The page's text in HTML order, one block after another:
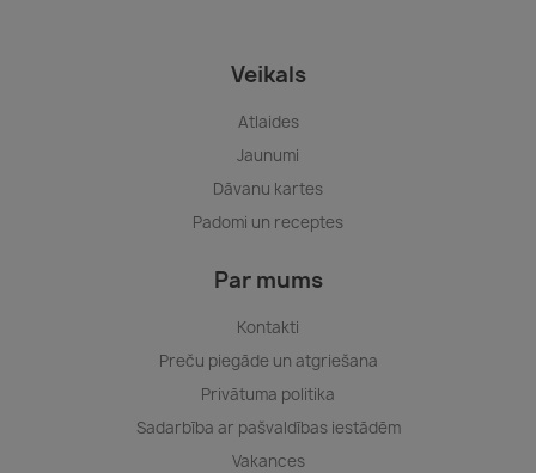
Veikals
Atlaides
Jaunumi
Dāvanu kartes
Padomi un receptes
Par mums
Kontakti
Preču piegāde un atgriešana
Privātuma politika
Sadarbība ar pašvaldības iestādēm
Vakances